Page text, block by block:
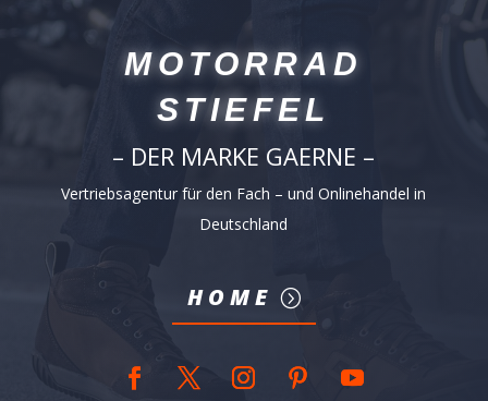
MOTORRAD
STIEFEL
– DER MARKE GAERNE –
Vertriebsagentur für den Fach – und Onlinehandel in
Deutschland
HOME